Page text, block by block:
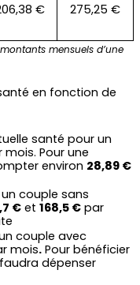
€ 275,25 €
mensuels d’une
en fonction de
santé pour un
mois. Pour une
environ 28,89 €
couple sans
€ et 168,5 € par
couple avec
mois. Pour bénéficier
dépenser